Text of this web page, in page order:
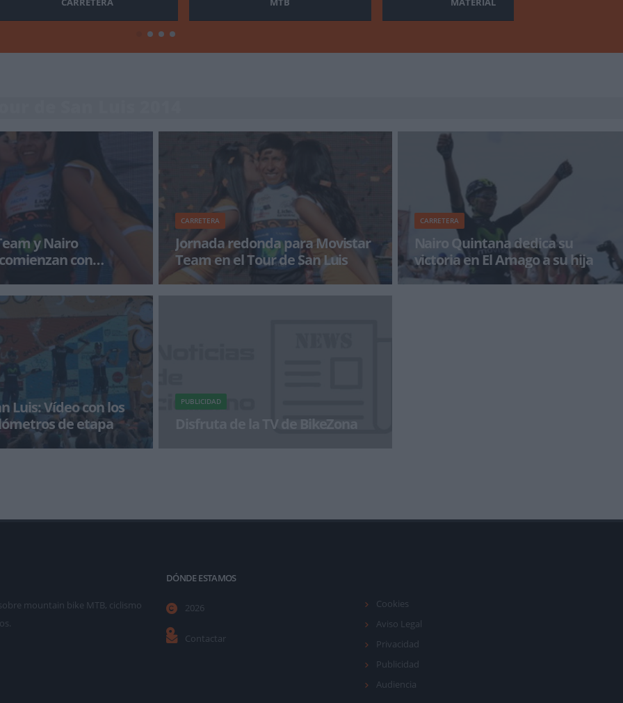
CARRETERA MTB MATERIAL
y Nairo
con
Team Nairo Quintana
en el 8º Tour de San Luis
CARRETERA
Jornada redonda para Movistar
Team en el Tour de San Luis
El italino Adriano Malori gana su primera crono
CARRETERA
Nairo Quintana dedica su
victoria en El Amago a su hija
Nairo Quintana se ha mostrado muy
Luis: Vídeo con los
de etapa
el triunfo en la tercera
PUBLICIDAD
Disfruta de la TV de BikeZona
mountain bike MTB, ciclismo
DÓNDE ESTAMOS
2026
Contactar
Cookies
Aviso Legal
Privacidad
Publicidad
Audiencia